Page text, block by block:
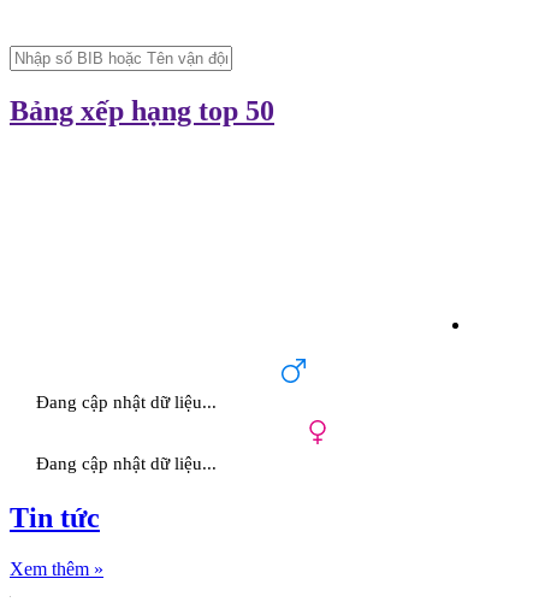
Bảng xếp hạng top 50
Đang cập nhật dữ liệu...
Đang cập nhật dữ liệu...
Tin tức
Xem thêm »